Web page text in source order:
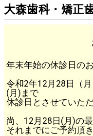
大森歯科・矯正
年末年始の休診日の
令和2年12月28日（
(月)まで
休診日とさせていただ
尚、12月28日(月)の
それまでにご予約頂